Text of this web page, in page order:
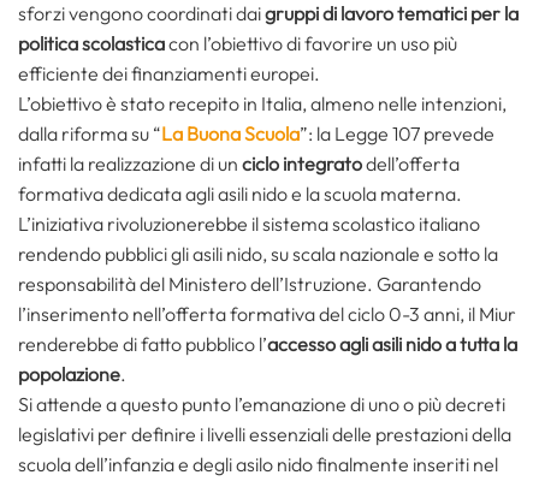
sforzi vengono coordinati daigruppi di lavoro tematici per la
politica scolasticacon l’obiettivo di favorire un uso più
efficiente dei finanziamenti europei.
L’obiettivo è stato recepito in Italia, almeno nelle intenzioni,
dalla riforma su “La Buona Scuola”: la Legge 107 prevede
infatti la realizzazione di un ciclo integratodell’offerta
formativa dedicata agli asili nido e la scuola materna.
L’iniziativa rivoluzionerebbe il sistema scolastico italiano
rendendo pubblici gli asili nido, su scala nazionale e sotto la
responsabilità del Ministero dell’Istruzione. Garantendo
l’inserimento nell’offerta formativa del ciclo 0-3 anni, il Miur
renderebbe di fatto pubblico l’accesso agli asili nido a tutta la
popolazione.
Si attende a questo punto l’emanazione di uno o più decreti
legislativi per definire i livelli essenziali delle prestazioni della
scuola dell’infanzia e degli asilo nido finalmente inseriti nel